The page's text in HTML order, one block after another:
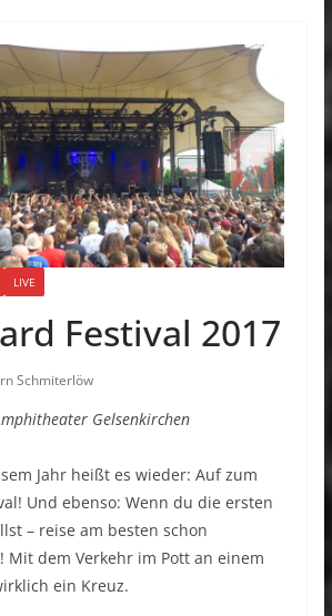
LIVE
Festival 2017
Schmiterlöw
Gelsenkirchen
Jahr heißt es wieder: Auf zum
Und ebenso: Wenn du die ersten
– reise am besten schon
Mit dem Verkehr im Pott an einem
ein Kreuz.